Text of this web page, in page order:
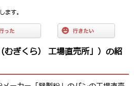
ます。
むぎくら） 工場直売所」）の紹